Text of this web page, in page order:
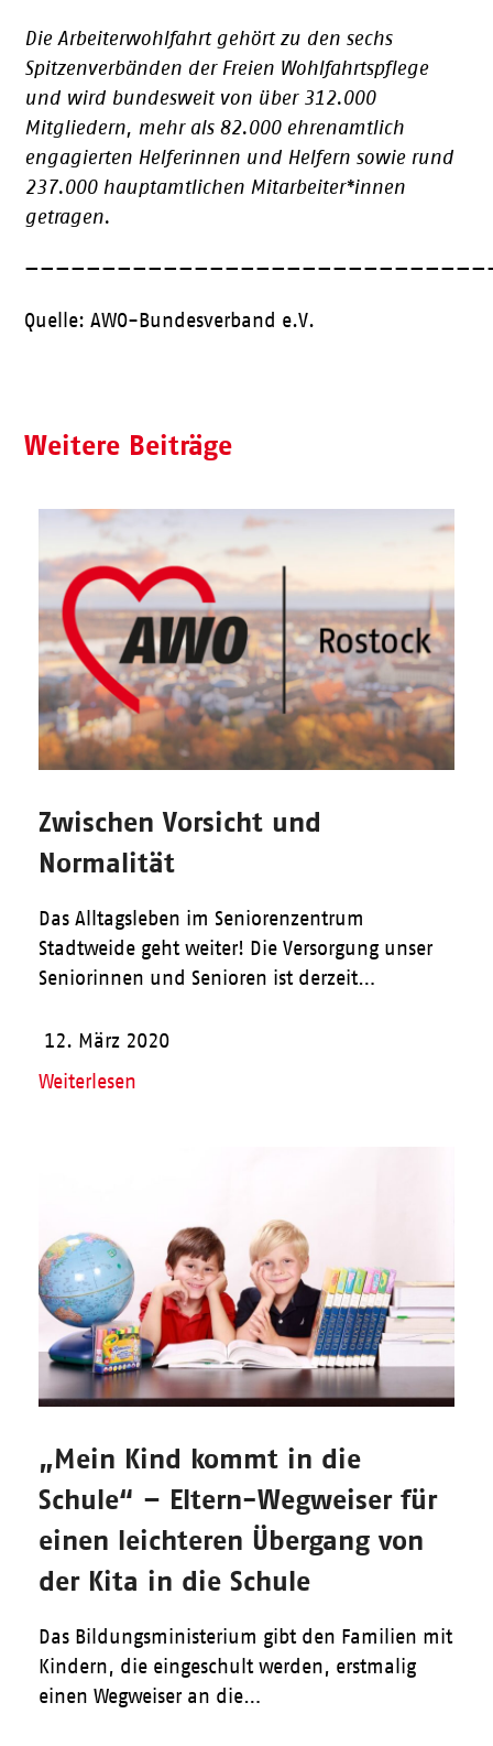
Die Arbeiterwohlfahrt gehört zu den sechs
Spitzenverbänden der Freien Wohlfahrtspflege
und wird bundesweit von über 312.000
Mitgliedern, mehr als 82.000 ehrenamtlich
engagierten Helferinnen und Helfern sowie rund
237.000 hauptamtlichen Mitarbeiter*innen
getragen.
Quelle: AWO-Bundesverband e.V.
Weitere Beiträge
Zwischen Vorsicht und
Normalität
Das Alltagsleben im Seniorenzentrum
Stadtweide geht weiter! Die Versorgung unser
Seniorinnen und Senioren ist derzeit…
12. März 2020
Weiterlesen
„Mein Kind kommt in die
Schule“ – Eltern-Wegweiser für
einen leichteren Übergang von
der Kita in die Schule
Das Bildungsministerium gibt den Familien mit
Kindern, die eingeschult werden, erstmalig
einen Wegweiser an die…